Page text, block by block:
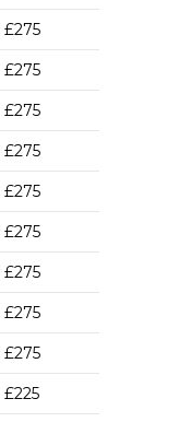
£275
£275
£275
£275
£275
£275
£275
£275
£275
£225